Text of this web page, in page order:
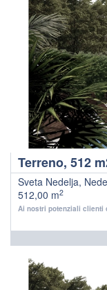
Sveta Nedelja,
512,00 m2
Ai nostri potenziali clienti